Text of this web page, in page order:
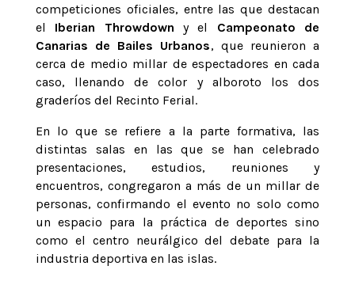
competiciones oficiales, entre las que destacan
el Iberian Throwdown y el Campeonato de
Canarias de Bailes Urbanos, que reunieron a
cerca de medio millar de espectadores en cada
caso, llenando de color y alboroto los dos
graderíos del Recinto Ferial.
En lo que se refiere a la parte formativa, las
distintas salas en las que se han celebrado
presentaciones, estudios, reuniones y
encuentros, congregaron a más de un millar de
personas, confirmando el evento no solo como
un espacio para la práctica de deportes sino
como el centro neurálgico del debate para la
industria deportiva en las islas.